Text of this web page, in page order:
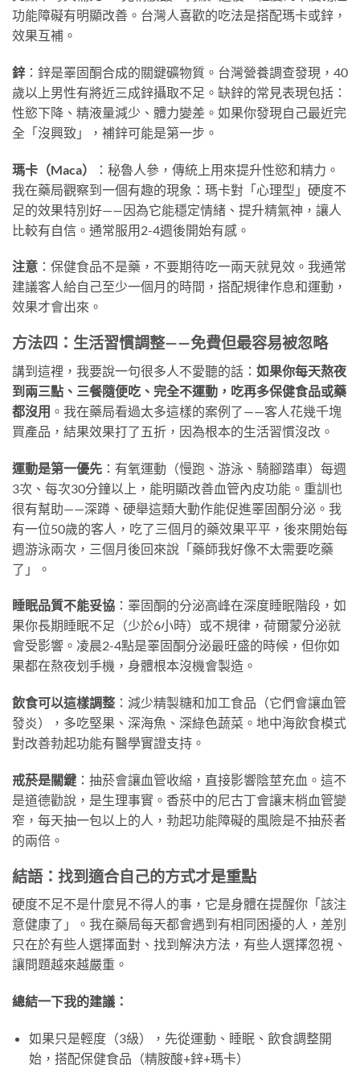
功能障礙有明顯改善。台灣人喜歡的吃法是搭配瑪卡或鋅，
效果互補。
鋅 ：鋅是睪固酮合成的關鍵礦物質。台灣營養調查發現，40
歲以上男性有將近三成鋅攝取不足。缺鋅的常見表現包括：
性慾下降、精液量減少、體力變差。如果你發現自己最近完
全「沒興致」，補鋅可能是第一步。
瑪卡（Maca）
：秘魯人參，傳統上用來提升性慾和精力。
我在藥局觀察到一個有趣的現象：瑪卡對「心理型」硬度不
足的效果特別好——因為它能穩定情緒、提升精氣神，讓人
比較有自信。通常服用2-4週後開始有感。
注意 ：保健食品不是藥，不要期待吃一兩天就見效。我通常
建議客人給自己至少一個月的時間，搭配規律作息和運動，
效果才會出來。
方法四：生活習慣調整——免費但最容易被忽略
講到這裡，我要說一句很多人不愛聽的話： 如果你每天熬夜
到兩三點、三餐隨便吃、完全不運動，吃再多保健食品或藥
都沒用 。我在藥局看過太多這樣的案例了——客人花幾千塊
買產品，結果效果打了五折，因為根本的生活習慣沒改。
運動是第一優先 ：有氧運動（慢跑、游泳、騎腳踏車）每週
3次、每次30分鐘以上，能明顯改善血管內皮功能。重訓也
很有幫助——深蹲、硬舉這類大動作能促進睪固酮分泌。我
有一位50歲的客人，吃了三個月的藥效果平平，後來開始每
週游泳兩次，三個月後回來說「藥師我好像不太需要吃藥
了」。
睡眠品質不能妥協 ：睪固酮的分泌高峰在深度睡眠階段，如
果你長期睡眠不足（少於6小時）或不規律，荷爾蒙分泌就
會受影響。凌晨2-4點是睪固酮分泌最旺盛的時候，但你如
果都在熬夜划手機，身體根本沒機會製造。
飲食可以這樣調整 ：減少精製糖和加工食品（它們會讓血管
發炎），多吃堅果、深海魚、深綠色蔬菜。地中海飲食模式
對改善勃起功能有醫學實證支持。
戒菸是關鍵 ：抽菸會讓血管收縮，直接影響陰莖充血。這不
是道德勸說，是生理事實。香菸中的尼古丁會讓末梢血管變
窄，每天抽一包以上的人，勃起功能障礙的風險是不抽菸者
的兩倍。
結語：找到適合自己的方式才是重點
硬度不足不是什麼見不得人的事，它是身體在提醒你「該注
意健康了」。我在藥局每天都會遇到有相同困擾的人，差別
只在於有些人選擇面對、找到解決方法，有些人選擇忽視、
讓問題越來越嚴重。
總結一下我的建議：
如果只是輕度（3級），先從運動、睡眠、飲食調整開
始，搭配保健食品（精胺酸+鋅+瑪卡）